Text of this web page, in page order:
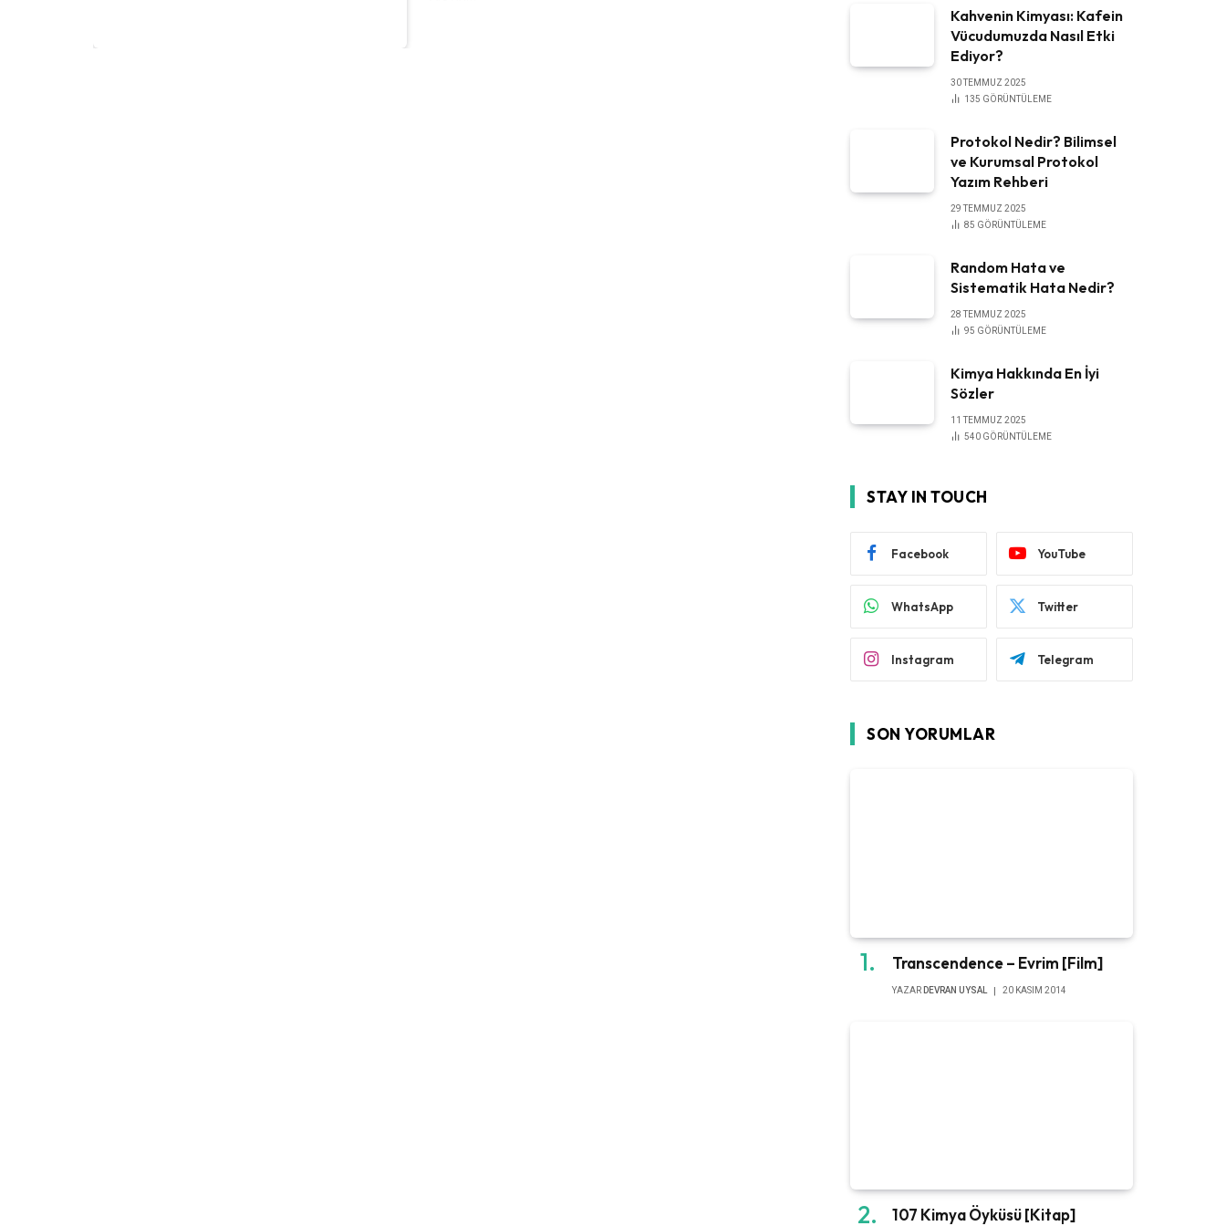
Kahvenin Kimyası: Kafein
Vücudumuzda Nasıl Etki
Ediyor?
30 TEMMUZ 2025
135 GÖRÜNTÜLEME
Protokol Nedir? Bilimsel
ve Kurumsal Protokol
Yazım Rehberi
29 TEMMUZ 2025
85 GÖRÜNTÜLEME
Random Hata ve
Sistematik Hata Nedir?
28 TEMMUZ 2025
95 GÖRÜNTÜLEME
Kimya Hakkında En İyi
Sözler
11 TEMMUZ 2025
540 GÖRÜNTÜLEME
STAY IN TOUCH
Facebook YouTube
WhatsApp Twitter
Instagram Telegram
SON YORUMLAR
Transcendence – Evrim [Film]
YAZAR DEVRAN UYSAL 20 KASIM 2014
107 Kimya Öyküsü [Kitap]